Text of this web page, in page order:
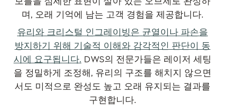
며, 오래 기억에 남는 고객 경험을 제공합니다.
유리와 크리스털 인그레이빙은 균열이나 파손을
방지하기 위해 기술적 이해와 감각적인 판단이 동
시에 요구됩니다. DWS의 전문가들은 레이저 세팅
을 정밀하게 조정해, 유리의 구조를 해치지 않으면
서도 미적으로 완성도 높고 오래 유지되는 결과를
구현합니다.